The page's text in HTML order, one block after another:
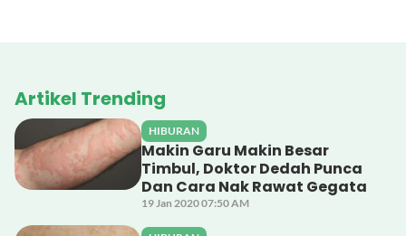
Artikel Trending
HIBURAN
Makin Garu Makin Besar
Timbul, Doktor Dedah Punca
Dan Cara Nak Rawat Gegata
19 Jan 2020 07:50 AM